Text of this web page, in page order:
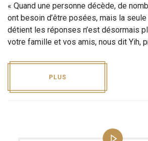
« Quand une personne décède, de
ont besoin d’être posées, mais la
détient les réponses n’est désormais
votre famille et vos amis, nous dit Yih,
PLUS